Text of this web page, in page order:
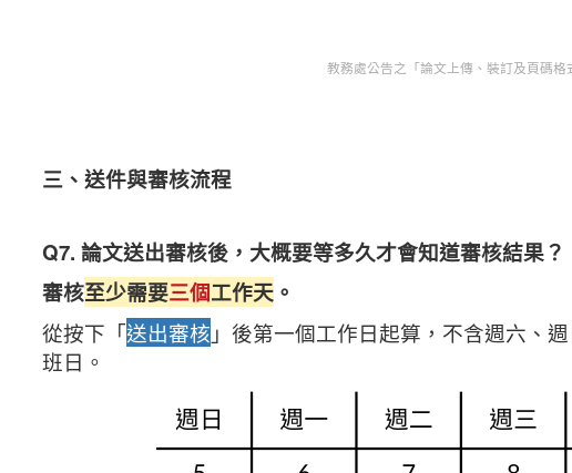
教務處公告之「論文上傳、裝訂及頁碼格
三、送件與審核流程
Q7. 論文送出審核後，大概要等多久才會知道審核結果？
審核至少需要三個工作天。
從按下「送出審核 」後第一個工作日起算，不含週六、
班日。